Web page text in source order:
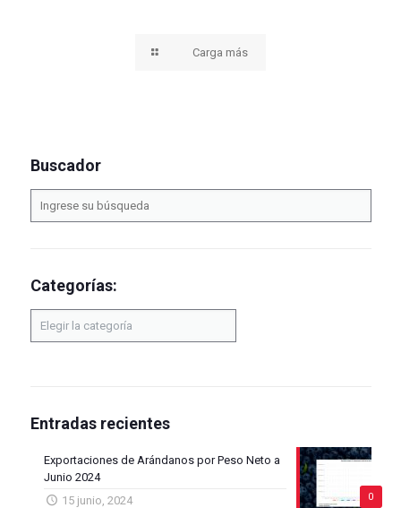
Carga más
Buscador
Categorías:
Entradas recientes
0
Exportaciones de Arándanos por Peso Neto a
Junio 2024
15 junio, 2024